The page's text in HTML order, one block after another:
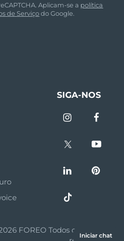
Aplicam-se a política
de Serviçodo Google.
SIGA-NOS
FOREO Todos os direitos
Iniciar chat